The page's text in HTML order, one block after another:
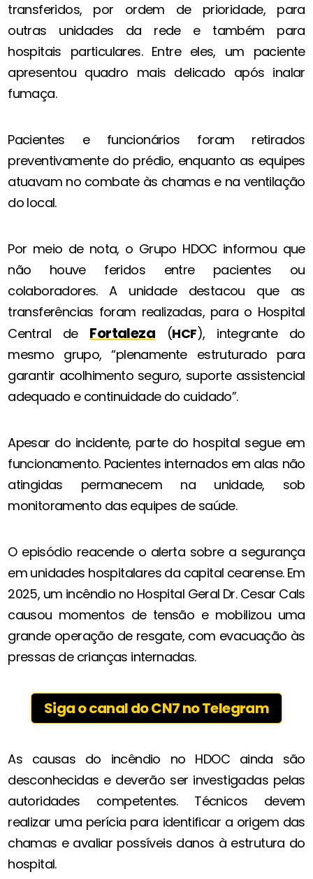
transferidos, por ordem de prioridade, para
outras unidades da rede e também para
hospitais particulares. Entre eles, um paciente
apresentou quadro mais delicado após inalar
fumaça.
Pacientes e funcionários foram retirados
preventivamente do prédio, enquanto as equipes
atuavam no combate às chamas e na ventilação
do local.
Por meio de nota, o Grupo HDOC informou que
não houve feridos entre pacientes ou
colaboradores. A unidade destacou que as
transferências foram realizadas, para o Hospital
Central de Fortaleza (HCF), integrante do
mesmo grupo, “plenamente estruturado para
garantir acolhimento seguro, suporte assistencial
adequado e continuidade do cuidado”.
Apesar do incidente, parte do hospital segue em
funcionamento. Pacientes internados em alas não
atingidas permanecem na unidade, sob
monitoramento das equipes de saúde.
O episódio reacende o alerta sobre a segurança
em unidades hospitalares da capital cearense. Em
2025, um incêndio no Hospital Geral Dr. Cesar Cals
causou momentos de tensão e mobilizou uma
grande operação de resgate, com evacuação às
pressas de crianças internadas.
Siga o canal do CN7 no Telegram
As causas do incêndio no HDOC ainda são
desconhecidas e deverão ser investigadas pelas
autoridades competentes. Técnicos devem
realizar uma perícia para identificar a origem das
chamas e avaliar possíveis danos à estrutura do
hospital.